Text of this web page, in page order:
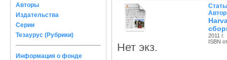
Авторы
Издательства
Серии
Тезаурус (Рубрики)
Информация о фонде
Нет экз.
2011 г.
ISBN